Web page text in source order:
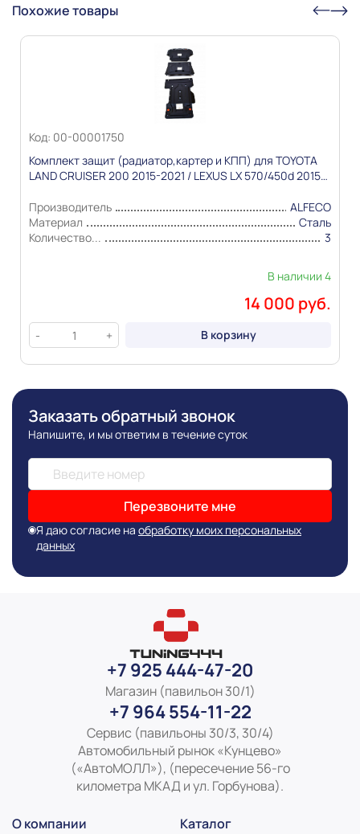
Информация о технических характеристиках,
комплекте поставки, стране изготовления, внешнем
виде и цвете товара носит справочный характер и
основывается на последних доступных к моменту
Похожие товары
Код: 00-00001750
Комплект защит (радиатор,картер и КПП) для TOYOTA
LAND CRUISER 200 2015-2021 / LEXUS LX 570/450d 2015-
Производитель
ALFECO
Материал
Сталь
Количество...
3
В наличии 4
14 000 руб.
- + В корзину
Заказать обратный звонок
Напишите, и мы ответим в течение суток
Перезвоните мне
Я даю согласие на обработку моих персональных
данных
+7 925 444-47-20
Магазин (павильон 30/1)
+7 964 554-11-22
Сервис (павильоны 30/3, 30/4)
Автомобильный рынок «Кунцево»
(«АвтоМОЛЛ»), (пересечение 56-го
километра МКАД и ул. Горбунова).
О компании Каталог